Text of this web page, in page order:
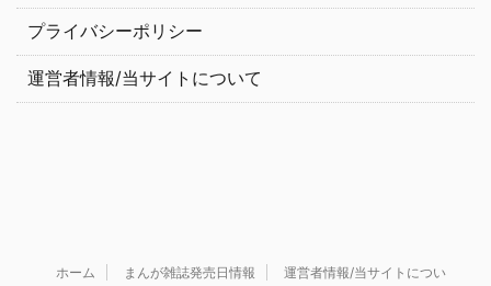
プライバシーポリシー
運営者情報/当サイトについて
ホーム まんが雑誌発売日情報
運営者情報/当サイトについ